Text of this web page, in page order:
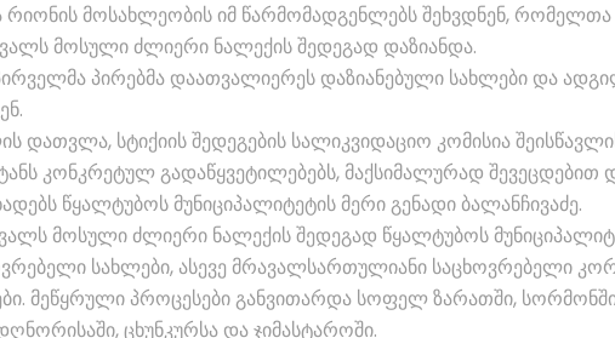
მოსახლეობის იმ წარმომადგენლებს შეხვდნენ,
მოსული ძლიერი ნალექის შედეგად დაზიანდა.
პირებმა დაათვალიერეს დაზიანებული სახლები და
დათვლა, სტიქიის შედეგების სალიკვიდაციო კომისია
კონკრეტულ გადაწყვეტილებებს, მაქსიმალურად
წყალტუბოს მუნიციპალიტეტის მერი გენადი ბალანჩივაძე.
მოსული ძლიერი ნალექის შედეგად წყალტუბოს
სახლები, ასევე მრავალსართულიანი საცხოვრებელი
მეწყრული პროცესები განვითარდა სოფელ ზარათში,
ცხუნკურსა და ჯიმასტაროში.